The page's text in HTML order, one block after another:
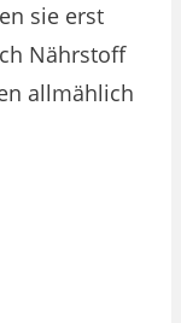
sie erst
Nährstoff
allmählich